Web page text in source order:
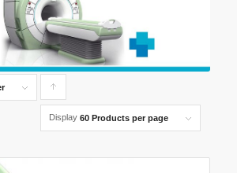
products
Display 60 Products per page